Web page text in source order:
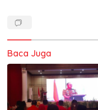
Baca Juga